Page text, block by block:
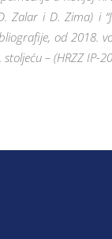
Zalar i D. Zima) i
od 2018.
– (HRZZ IP-